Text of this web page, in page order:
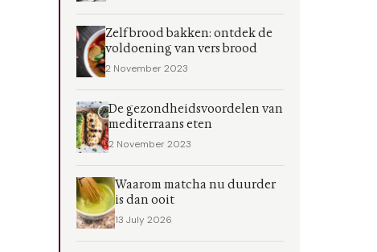
Zelf brood bakken: ontdek de
voldoening van vers brood
2 November 2023
De gezondheidsvoordelen van
mediterraans eten
2 November 2023
Waarom matcha nu duurder
is dan ooit
13 July 2026